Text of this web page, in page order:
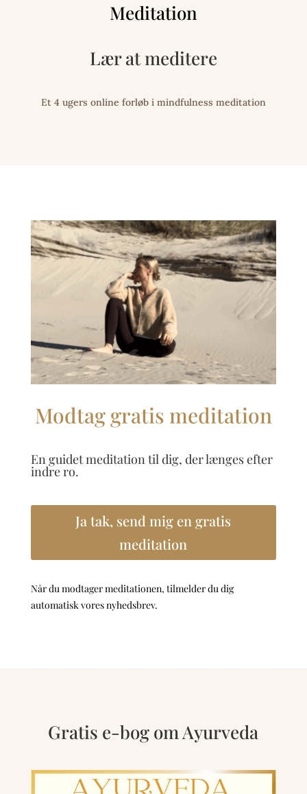
Meditation
Lær at meditere
Et 4 ugers online forløb i mindfulness meditation
Modtag gratis meditation
En guidet meditation til dig, der længes efter
indre ro.
Ja tak, send mig en gratis
meditation
Når du modtager meditationen, tilmelder du dig
automatisk vores nyhedsbrev.
Gratis e-bog om Ayurveda